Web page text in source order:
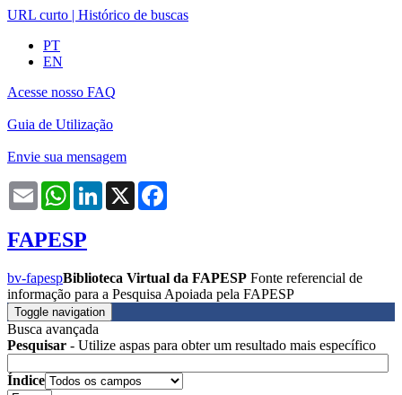
URL curto | Histórico de buscas
PT
EN
Acesse nosso FAQ
Guia de Utilização
Envie sua mensagem
Email WhatsAppLinkedIn
X
FAPESP
bv-fapespBiblioteca Virtual da FAPESP Fonte referencial de
informação para a Pesquisa Apoiada pela FAPESP
Toggle navigation
Busca avançada
Pesquisar - Utilize aspas para obter um resultado mais específico
Índice